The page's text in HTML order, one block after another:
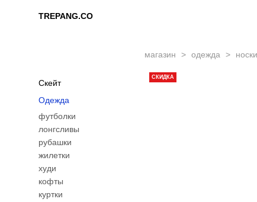
TREPANG.CO
TREPANG.CO
Скейт
Одежда
футболки
лонгсливы
рубашки
жилетки
худи
кофты
куртки
магазин > одежда >
СКИДКА